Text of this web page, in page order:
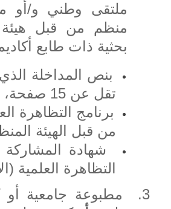
ملتقى وطني و/أو
منظم من قبل هيئة
بحثية ذات طابع
بنص المداخلة
تقل عن 15 صفحة،
برنامج التظاهرة
من قبل الهيئة
شهادة المشاركة
التظاهرة العلمية
3.
مطبوعة جامعية